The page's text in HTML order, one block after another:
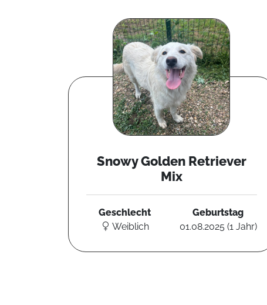
Snowy Golden Retriever
Mix
Geschlecht
Weiblich
Geburtstag
01.08.2025 (1 Jahr)